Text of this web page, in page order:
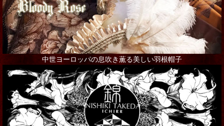
中世ヨーロッパの息吹き薫る美しい羽根帽子